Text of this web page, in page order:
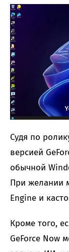
Судя по
версией
обычной
При желании
Engine и
Кроме того,
GeForce Now